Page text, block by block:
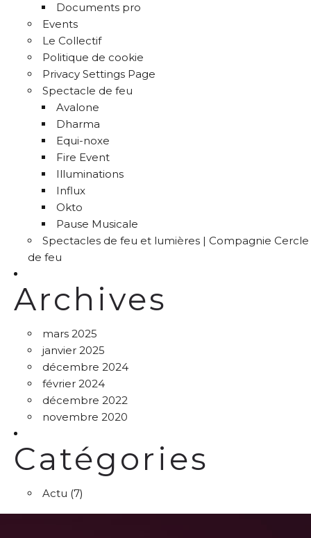
Documents pro
Events
Le Collectif
Politique de cookie
Privacy Settings Page
Spectacle de feu
Avalone
Dharma
Equi-noxe
Fire Event
Illuminations
Influx
Okto
Pause Musicale
Spectacles de feu et lumières | Compagnie Cercle
de feu
Archives
mars 2025
janvier 2025
décembre 2024
février 2024
décembre 2022
novembre 2020
Catégories
Actu (7)